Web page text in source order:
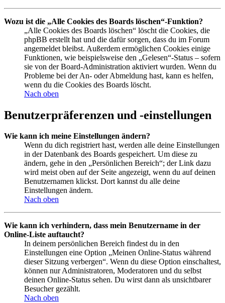
Wozu ist die „Alle Cookies des Boards löschen“-Funktion?
„Alle Cookies des Boards löschen“ löscht die Cookies, die
phpBB erstellt hat und die dafür sorgen, dass du im Forum
angemeldet bleibst. Außerdem ermöglichen Cookies einige
Funktionen, wie beispielsweise den „Gelesen“-Status – sofern
sie von der Board-Administration aktiviert wurden. Wenn du
Probleme bei der An- oder Abmeldung hast, kann es helfen,
wenn du die Cookies des Boards löscht.
Nach oben
Benutzerpräferenzen und -einstellungen
Wie kann ich meine Einstellungen ändern?
Wenn du dich registriert hast, werden alle deine Einstellungen
in der Datenbank des Boards gespeichert. Um diese zu
ändern, gehe in den „Persönlichen Bereich“; der Link dazu
wird meist oben auf der Seite angezeigt, wenn du auf deinen
Benutzernamen klickst. Dort kannst du alle deine
Einstellungen ändern.
Nach oben
Wie kann ich verhindern, dass mein Benutzername in der
Online-Liste auftaucht?
In deinem persönlichen Bereich findest du in den
Einstellungen eine Option „Meinen Online-Status während
dieser Sitzung verbergen“. Wenn du diese Option einschaltest,
können nur Administratoren, Moderatoren und du selbst
deinen Online-Status sehen. Du wirst dann als unsichtbarer
Besucher gezählt.
Nach oben